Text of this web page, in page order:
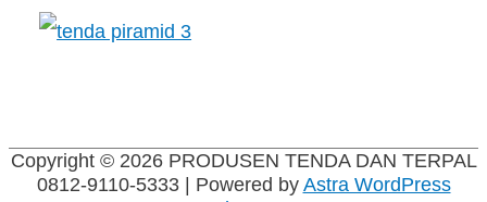
Copyright © 2026 PRODUSEN TENDA DAN TERPAL
0812-9110-5333| Powered byAstra WordPress